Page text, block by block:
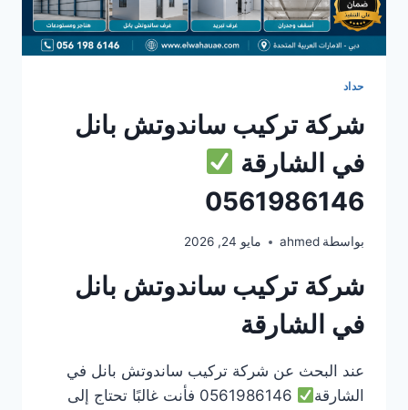
حداد
شركة تركيب ساندوتش بانل
في الشارقة
0561986146
بواسطة ahmed مايو 24, 2026
شركة تركيب ساندوتش بانل
في الشارقة
عند البحث عن شركة تركيب ساندوتش بانل في
الشارقة
0561986146 فأنت غالبًا تحتاج إلى